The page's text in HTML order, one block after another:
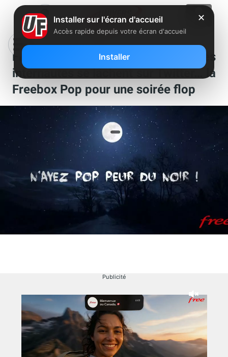
Free, SFR, Orange et Bouygues : les
internautes se lâchent sur Twitter… la
Freebox Pop pour une soirée flop
Publicité
✕
Installer sur l'écran d'accueil
Accès rapide depuis votre écran d'accueil
Installer